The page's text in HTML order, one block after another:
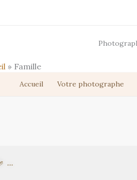
Famille
Accueil Votre photographe
…